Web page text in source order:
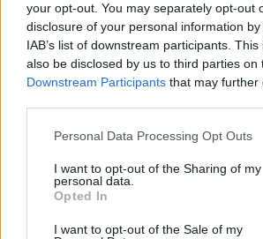
your opt-out. You may separately opt-out
disclosure of your personal information
IAB’s list of downstream participants.
also be disclosed by us to third parties on
Downstream Participants that may further
Please note that this website/app uses
not limited to your visit or usage
grant or deny consent to Google and its
use your data for below specified
consent section.
Personal Data Processing Opt Outs
I want to opt-out of the Sharing of my
personal data.
Opted In
I want to opt-out of the Sale of my